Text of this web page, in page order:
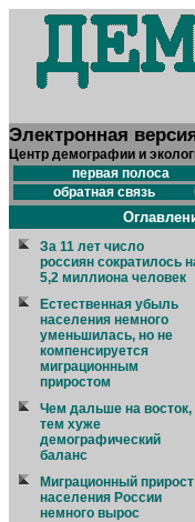
Электронная
Центр демографии и
первая полоса
обратная связь
За 11 лет число
россиян сократилось
5,2 миллиона человек
Естественная убыль
населения немного
уменьшилась, но не
компенсируется
миграционным
приростом
Чем дальше на восток,
тем хуже
демографический
баланс
Миграционный прирост
населения России
немного вырос